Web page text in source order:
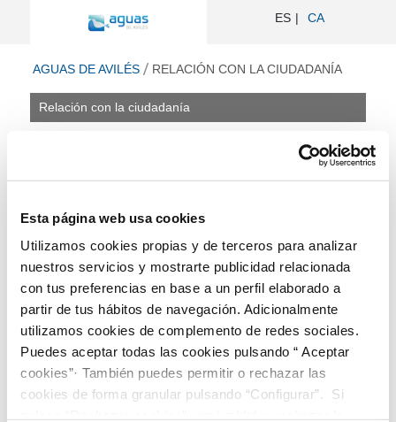
Esta página web usa cookies
Utilizamos cookies propias y de terceros para analizar
nuestros servicios y mostrarte publicidad relacionada
con tus preferencias en base a un perfil elaborado a
partir de tus hábitos de navegación. Adicionalmente
utilizamos cookies de complemento de redes sociales.
Puedes aceptar todas las cookies pulsando “ Aceptar
cookies”· También puedes permitir o rechazar las
cookies de forma granular pulsando “Configurar”. Si
Relación con la ciudadanía - Aguas
ES CA
AGUAS DE AVILÉS RELACIÓN CON LA CIUDADANÍA
Relación con la ciudadanía
ciudadanía
ciudadanos puede entrar en relación con la Sociedad, tanto
para la obtención de información como para la realización
de trámites on-line.
Oficina Virtual Aguas de Avilés
Web de Aguas de Avilés